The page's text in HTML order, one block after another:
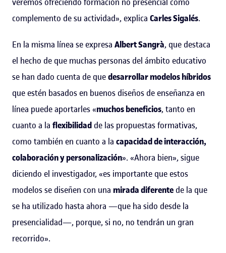
complemento de su actividad», explica Carles Sigalés.
En la misma línea se expresa Albert Sangrà, que destaca
el hecho de que muchas personas del ámbito educativo
se han dado cuenta de quedesarrollar modelos híbridos
que estén basados en buenos diseños de enseñanza en
línea puede aportarles «muchos beneficios, tanto en
cuanto a la flexibilidad de las propuestas formativas,
como también en cuanto a la capacidad de interacción,
colaboración y personalización». «Ahora bien», sigue
diciendo el investigador, «es importante que estos
modelos se diseñen con una mirada diferente de la que
se ha utilizado hasta ahora —que ha sido desde la
presencialidad—, porque, si no, no tendrán un gran
recorrido».